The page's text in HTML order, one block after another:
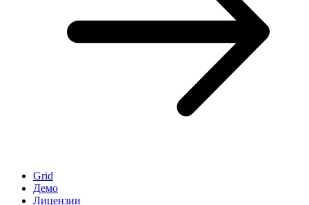
Grid
Демо
Лицензии